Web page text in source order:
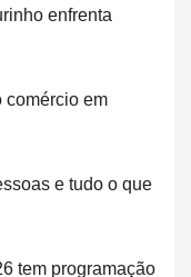
enfrenta
comércio em
e tudo o que
tem programação